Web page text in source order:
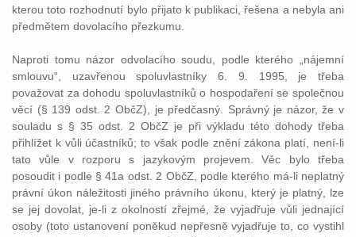
kterou toto rozhodnutí bylo přijato k publikaci, řešena a nebyla ani
předmětem dovolacího přezkumu.
Naproti tomu názor odvolacího soudu, podle kterého „nájemní
smlouvu“, uzavřenou spoluvlastníky 6. 9. 1995, je třeba
považovat za dohodu spoluvlastníků o hospodaření se společnou
věcí (§ 139 odst. 2 ObčZ), je předčasný. Správný je názor, že v
souladu s § 35 odst. 2 ObčZ je při výkladu této dohody třeba
přihlížet k vůli účastníků; to však podle znění zákona platí, není-li
tato vůle v rozporu s jazykovým projevem. Věc bylo třeba
posoudit i podle § 41a odst. 2 ObčZ, podle kterého má-li neplatný
právní úkon náležitosti jiného právního úkonu, který je platný, lze
se jej dovolat, je-li z okolností zřejmé, že vyjadřuje vůli jednající
osoby (toto ustanovení poněkud nepřesně vyjadřuje to, co vystihl